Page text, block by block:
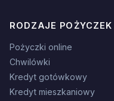
RODZAJE POŻYCZEK
Pożyczki online
Chwilówki
Kredyt gotówkowy
Kredyt mieszkaniowy